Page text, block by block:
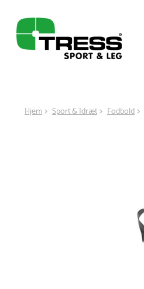
Hjem Sport & Idræt Fodbold